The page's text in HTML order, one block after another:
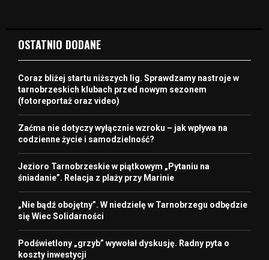
OSTATNIO DODANE
Coraz bliżej startu niższych lig. Sprawdzamy nastroje w
tarnobrzeskich klubach przed nowym sezonem
(fotoreportaż oraz video)
Zaćma nie dotyczy wyłącznie wzroku – jak wpływa na
codzienne życie i samodzielność?
Jezioro Tarnobrzeskie w piątkowym „Pytaniu na
śniadanie”. Relacja z plaży przy Marinie
„Nie bądź obojętny”. W niedzielę w Tarnobrzegu odbędzie
się Wiec Solidarności
Podświetlony „grzyb” wywołał dyskusję. Radny pyta o
koszty inwestycji